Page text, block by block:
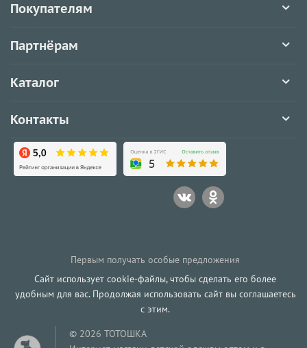
Покупателям
Партнёрам
Каталог
Контакты
Первым получать особые предложения
Сайт использует cookie-файлы, чтобы сделать его более
удобным для вас. Продолжая использовать сайт вы соглашаетесь
с этим.
© 2026 ТОТОШКА